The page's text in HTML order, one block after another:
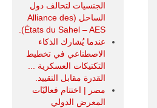
الجنسيات لتحالف دول
الساحل (Alliance des
États du Sahel – AES).
عندما يُشارك الذكاء
الاصطناعي في تخطيط
التكتيكات العسكرية ...
القدرة مقابل التقييد.
مصر | اختتام فعاليّات
المعرض الدولي